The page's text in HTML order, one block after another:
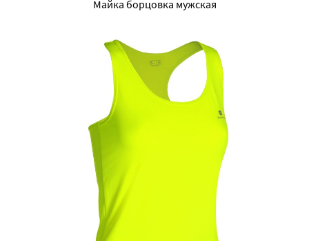
Майка борцовка мужская